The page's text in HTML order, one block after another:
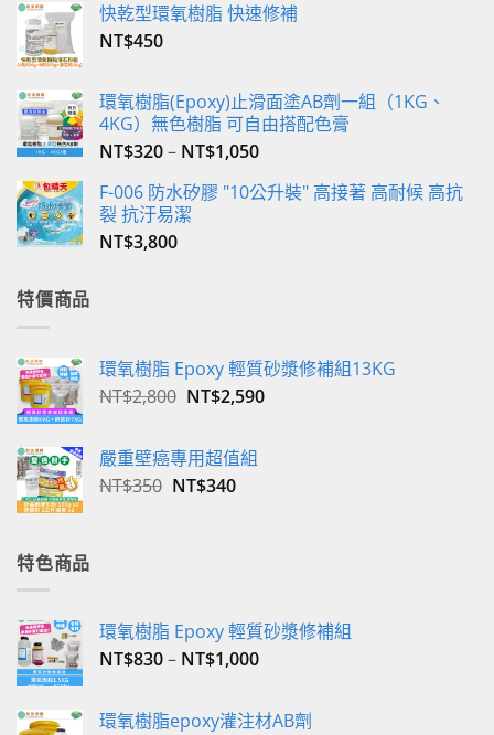
頁
面
選
選
項
快乾型環氧樹脂 快速修補
NT$450
環氧樹脂(Epoxy)止滑面塗AB劑一組（1KG、
4KG）無色樹脂 可自由搭配色膏
NT$320– NT$1,050
F-006 防水矽膠 "10公升裝" 高接著 高耐候 高抗
裂 抗汙易潔
NT$3,800
特價商品
環氧樹脂 Epoxy 輕質砂漿修補組13KG
NT$2,800 原
格：
NT$2,800。
NT$2,590目
嚴重壁癌專用超值組
NT$350 原
NT$340目
特色商品
環氧樹脂 Epoxy 輕質砂漿修補組
NT$830– NT$1,000
環氧樹脂epoxy灌注材AB劑